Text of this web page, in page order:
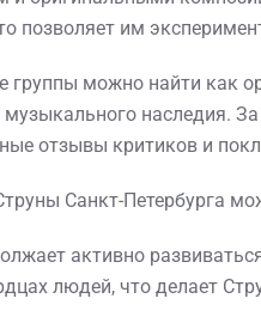
позволяет им
группы можно найти как
наследия.
отзывы критиков и
Санкт-Петербурга
активно
людей, что делает